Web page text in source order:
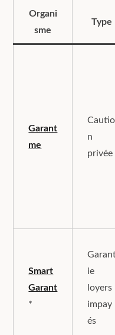
Organi
sme
Type
Garant
me
Cautio
n
privée
Smart
Garant
*
ie
loyers
impay
és